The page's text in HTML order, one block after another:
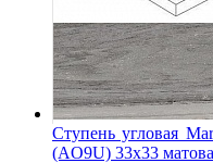
Ступень угловая
(AO9U) 33x33